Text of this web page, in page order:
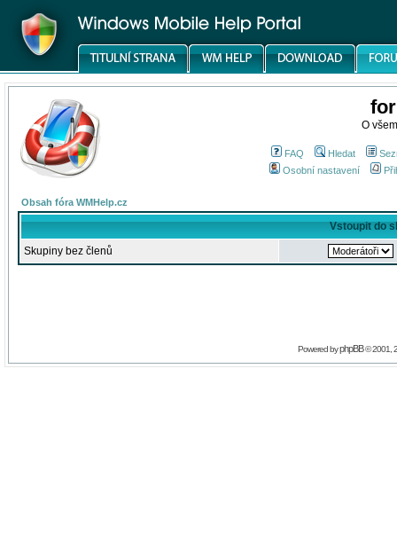
O
FAQ Hledat
Osobní nastavení
Obsah fóra WMHelp.cz
Vstoupit do
Skupiny bez členů
Powered byphpBB© 2001,